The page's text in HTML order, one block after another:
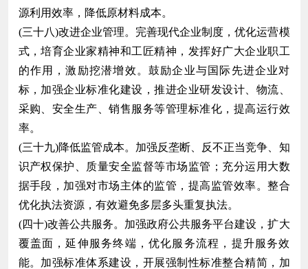
源利用效率，降低原材料成本。
(三十八)改进企业管理。完善现代企业制度，优化运营模
式，培育企业家精神和工匠精神，发挥好广大企业职工
的作用，激励挖潜增效。鼓励企业与国际先进企业对
标，加强企业标准化建设，推进企业研发设计、物流、
采购、安全生产、销售服务等管理标准化，提高运行效
率。
(三十九)降低监管成本。加强反垄断、反不正当竞争、知
识产权保护、质量安全监督等市场监管；充分运用大数
据手段，加强对市场主体的监管，提高监管效率。整合
优化执法资源，有效避免多层多头重复执法。
(四十)改善公共服务。加强政府公共服务平台建设，扩大
覆盖面，延伸服务终端，优化服务流程，提升服务效
能。加强标准体系建设，开展强制性标准整合精简，加